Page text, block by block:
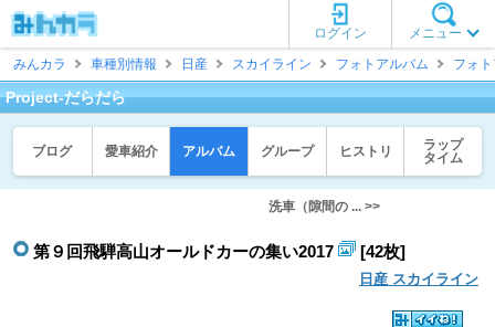
メニュー
ログイン
みんカラ
車種別情報 日産 スカイライン フォトアルバム フォ
Project-だらだら
ブログ 愛車紹介 アルバム グループ ヒストリ
ラップ
タイム
洗車（隙間の ... >>
第９回飛騨高山オールドカーの集い2017 [42枚]
日産 スカイライン